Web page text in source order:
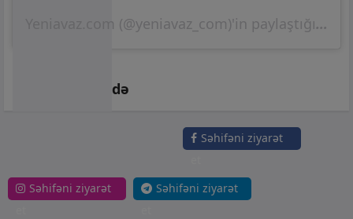
Yeniavaz.com (@yeniavaz_com)'in paylaştığı bir gönderi
Fəridə Əsədzadə
Səhifəni ziyarət
Səhifəni ziyarət
Səhifəni ziyarət